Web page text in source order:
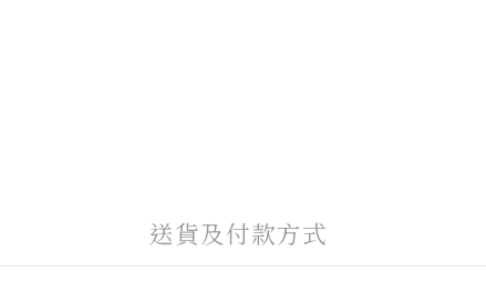
送貨及付款方式